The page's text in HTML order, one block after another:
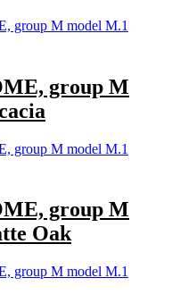
group M
group M
Oak